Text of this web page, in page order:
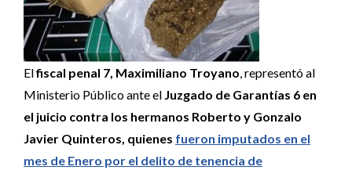
Elfiscal penal 7, Maximiliano Troyano, representó al
Ministerio Público ante el Juzgado de Garantías 6 en
el juicio contra los hermanos Roberto y Gonzalo
Javier Quinteros, quienes fueron imputados en el
mes de Enero por el delito de tenencia de